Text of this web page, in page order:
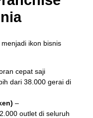
ikon bisnis
cepat saji
dari 38.000 gerai di
–
outlet di seluruh